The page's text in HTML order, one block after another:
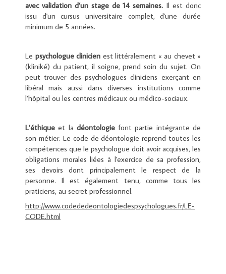
avec validation d’un stage de 14 semaines. Il est donc
issu d'un cursus universitaire complet, d'une durée
minimum de 5 années.
Le psychologue clinicien est littéralement « au chevet »
(kliniké) du patient, il soigne, prend soin du sujet. On
peut trouver des psychologues cliniciens exerçant en
libéral mais aussi dans diverses institutions comme
l’hôpital ou les centres médicaux ou médico-sociaux.
L’éthique et la déontologiefont partie intégrante de
son métier. Le code de déontologie reprend toutes les
compétences que le psychologue doit avoir acquises, les
obligations morales liées à l'exercice de sa profession,
ses devoirs dont principalement le respect de la
personne. Il est également tenu, comme tous les
praticiens, au secret professionnel.
http://www.codededeontologiedespsychologues.fr/LE-
CODE.html